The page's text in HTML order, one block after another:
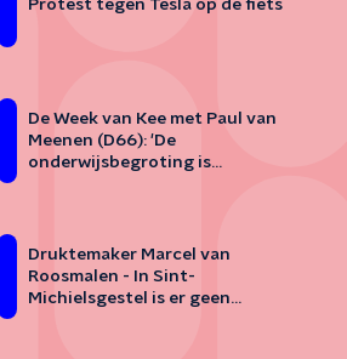
Protest tegen Tesla op de fiets
De Week van Kee met Paul van
Meenen (D66): 'De
onderwijsbegroting is
Druktemaker Marcel van
Roosmalen - In Sint-
Michielsgestel is er geen